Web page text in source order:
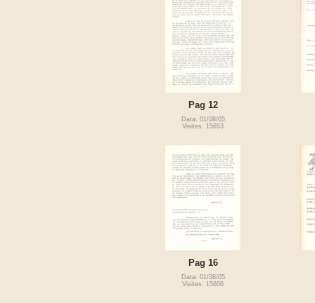
Pag 12
Data: 01/08/05
Visites: 15653
Pag 16
Data: 01/08/05
Visites: 15606